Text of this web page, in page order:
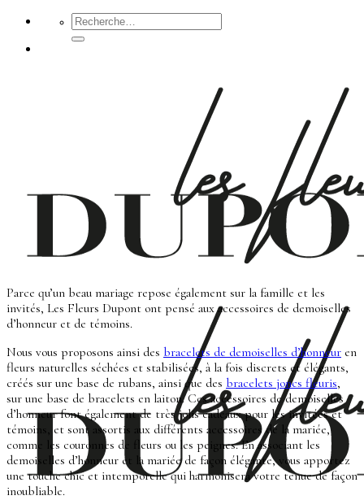
Passer
contenu
Recherche
pour :
Parce qu’un beau mariage repose également sur la famille et les
invités, Les Fleurs Dupont ont pensé aux accessoires de demoiselles
d’honneur et de témoins.
Nous vous proposons ainsi des bracelets de demoiselles d’honneur en
fleurs naturelles séchées et stabilisées, à la fois discrets et élégants,
créés sur une base de rubans, ainsi que des bracelets joncs fleuris,
sur une base de bracelets en laiton. Ces accessoires de demoiselles
d’honneur font également de très jolis cadeaux pour les invitées et
témoins, et sont assortis aux différents accessoires de la mariée,
comme les couronnes de fleurs ou les peignes. En associant les
demoiselles d’honneur et la mariée de façon élégante, vous apportez
une touche chic et intemporelle qui harmonisera votre tenue de façon
inoubliable.